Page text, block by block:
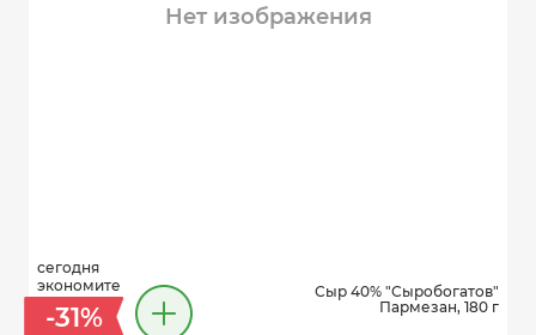
Нет изображения
сегодня
экономите
-31%
Сыр 40% "Сыробогатов"
Пармезан, 180 г